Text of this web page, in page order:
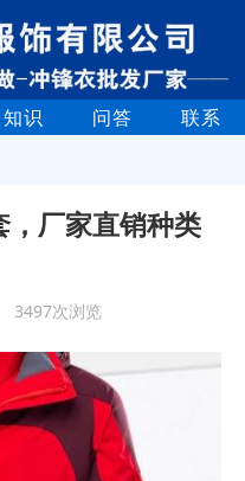
知识 问答 联系
，厂家直销种类
3497次浏览